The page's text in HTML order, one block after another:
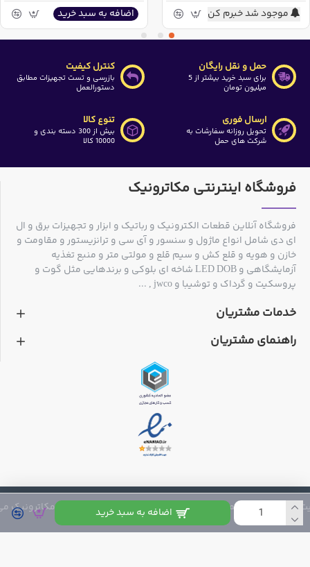
اضافه به سبد خرید
موجود شد خبرم کن اضافه به سبد خرید
حمل و نقل رایگان
برای سبد خرید بیشتر از 5
میلیون تومان
کنترل کیفیت
بازرسی و تست تجهیزات مطابق
دستورالعمل
ارسال فوری
تحویل روزانه سفارشات به
شرکت های حمل
تنوع کالا
بیش از 300 دسته بندی و
10000 کالا
فروشگاه اینترنتی مکاترونیک
فروشگاه آنلاین قطعات الکترونیک و رباتیک و ابزار و تجهیزات برق و ال
ای دی شامل انواع ماژول و سنسور و آی سی و ترانزیستور و مقاومت و
خازن و هویه و قلع کش و سیم قلع و مولتی متر و منبع تغذیه
آزمایشگاهی و LED DOB شاخه ای بلوکی و برندهایی مثل گوت و
پروسکیت و گرداک و توشیبا و jwco , ...
خدمات مشتریان
راهنمای مشتریان
فروشگاه مکاترونیک می باشد